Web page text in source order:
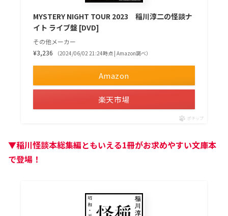
MYSTERY NIGHT TOUR 2023 稲川淳二の怪談ナ
イト ライブ盤 [DVD]
その他メーカー
¥3,236
（2024/06/02 21:24時点 | Amazon調べ）
Amazon
楽天市場
ポチップ
▼稲川怪談本総集編ともいえる1冊がお求めやすい文庫本
で登場！